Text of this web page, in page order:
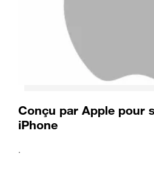
Conçu par Apple pour
iPhone
.